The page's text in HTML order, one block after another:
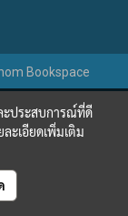
Bookspace
ะประสบการณ์ที่ดี
ะเอียดเพิ่มเติม